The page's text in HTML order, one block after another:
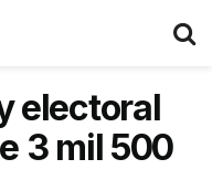
electoral
3 mil 500